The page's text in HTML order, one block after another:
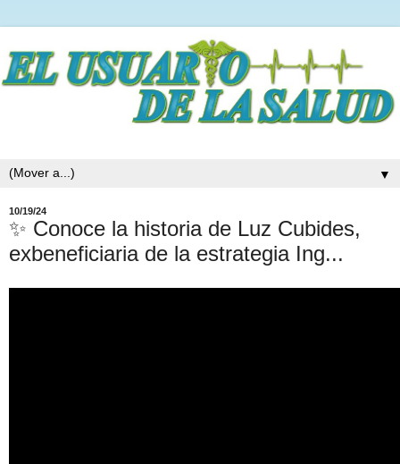
▼
10/19/24
✨ Conoce la historia de Luz Cubides,
exbeneficiaria de la estrategia Ing...